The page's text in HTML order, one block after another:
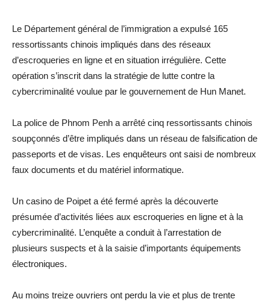
Le Département général de l’immigration a expulsé 165
ressortissants chinois impliqués dans des réseaux
d’escroqueries en ligne et en situation irrégulière. Cette
opération s’inscrit dans la stratégie de lutte contre la
cybercriminalité voulue par le gouvernement de Hun Manet.
La police de Phnom Penh a arrêté cinq ressortissants chinois
soupçonnés d’être impliqués dans un réseau de falsification de
passeports et de visas. Les enquêteurs ont saisi de nombreux
faux documents et du matériel informatique.
Un casino de Poipet a été fermé après la découverte
présumée d’activités liées aux escroqueries en ligne et à la
cybercriminalité. L’enquête a conduit à l’arrestation de
plusieurs suspects et à la saisie d’importants équipements
électroniques.
Au moins treize ouvriers ont perdu la vie et plus de trente